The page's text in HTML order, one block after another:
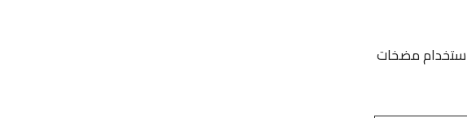
مضخات